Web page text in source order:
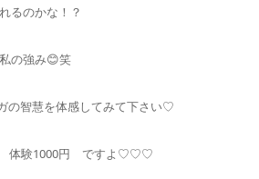
るのかな！？
の強み😊笑
の智慧を体感してみて下さい♡
体験1000円 ですよ♡♡♡